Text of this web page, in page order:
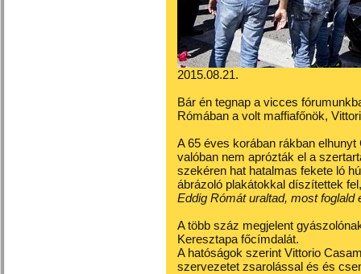
2015.08.21.
Bár én tegnap a vicces
Rómában a volt maffiafőnök,
A 65 éves korában rákban
valóban nem aprózták el a
szekéren hat hatalmas fekete ló
ábrázoló plakátokkal díszítettek
Eddig Rómát uraltad, most foglald
A több száz megjelent
Keresztapa főcímdalát.
A hatóságok szerint Vittorio
szervezetet zsarolással és és